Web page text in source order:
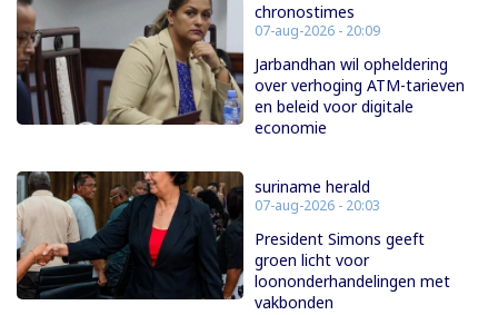
chronostimes
07-aug-2026 - 20:09
Jarbandhan wil opheldering
over verhoging ATM-tarieven
en beleid voor digitale
economie
suriname herald
07-aug-2026 - 20:03
President Simons geeft
groen licht voor
loononderhandelingen met
vakbonden